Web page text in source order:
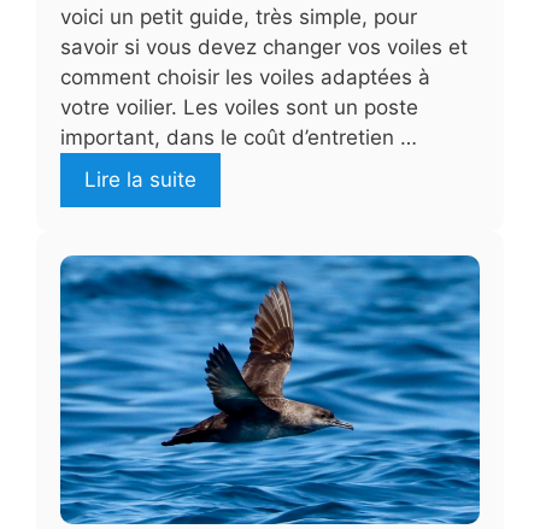
voici un petit guide, très simple, pour
savoir si vous devez changer vos voiles et
comment choisir les voiles adaptées à
votre voilier. Les voiles sont un poste
important, dans le coût d’entretien …
Lire la suite